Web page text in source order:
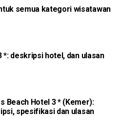
semua kategori wisatawan
*: deskripsi hotel, dan ulasan
Beach Hotel 3 * (Kemer):
spesifikasi dan ulasan